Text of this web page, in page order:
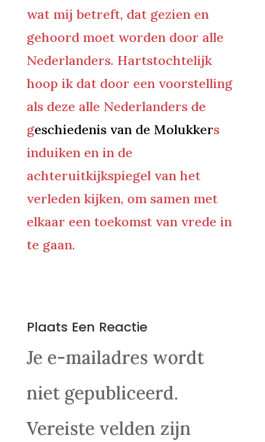
wat mij betreft, dat gezien en
gehoord moet worden door alle
Nederlanders. Hartstochtelijk
hoop ik dat door een voorstelling
als deze alle Nederlanders de
geschiedenis van de Molukkers
induiken en in de
achteruitkijkspiegel van het
verleden kijken, om samen met
elkaar een toekomst van vrede in
te gaan.
Plaats Een Reactie
Je e-mailadres wordt
niet gepubliceerd.
Vereiste velden zijn